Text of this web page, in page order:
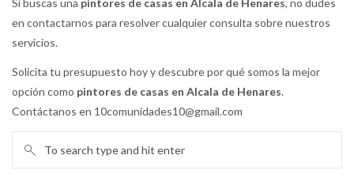
en contactarnos para resolver cualquier consulta sobre nuestros
servicios.
Solicita tu presupuesto hoy y descubre por qué somos la mejor
opción como pintores de casas en Alcala de Henares.
Contáctanos en 10comunidades10@gmail.com